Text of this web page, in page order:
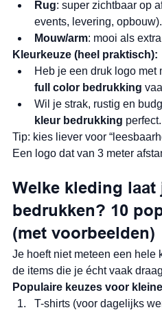
Rug: super zichtbaar op
events, levering, opbouw).
Mouw/arm: mooi als
Kleurkeuze (heel praktisch):
Heb je een druk logo met
full color bedrukking
Wil je strak, rustig en
kleur bedrukking perfect.
Tip: kies liever voor
Een logo dat van 3 meter
Welke kleding laat
bedrukken? 10
(met voorbeelden)
Je hoeft niet meteen een hele
de items die je écht vaak
Populaire keuzes voor
T-shirts (voor dagelijks